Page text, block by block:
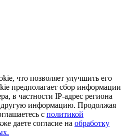
что позволяет улучшить его
предполагает сбор информации
в частности IP-адрес региона
информацию. Продолжая
с политикой
даете согласие на обработку